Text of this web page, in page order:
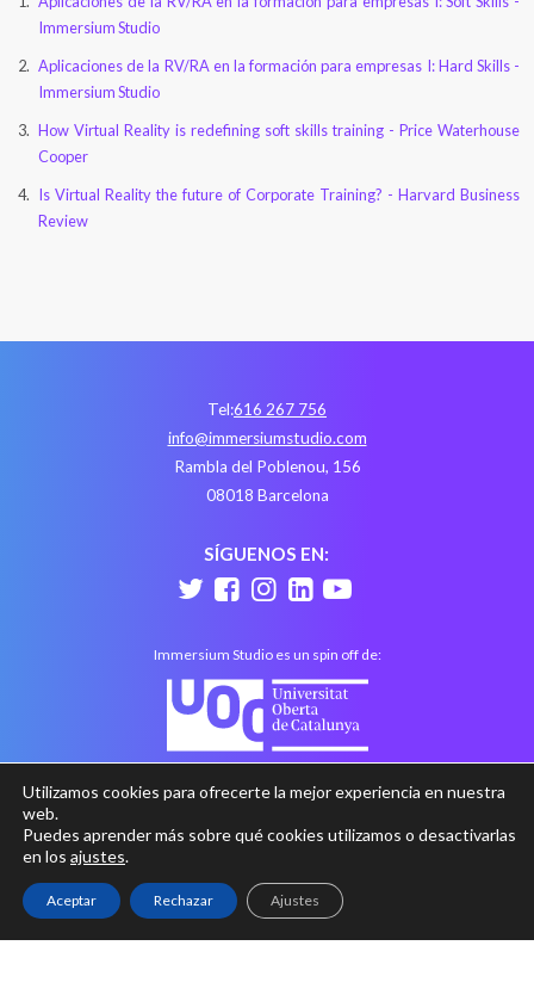
Immersium Studio
Aplicaciones de la RV/RA en la formación para empresas I: Hard Skills -
Immersium Studio
How Virtual Reality is redefining soft skills training - Price Waterhouse
Cooper
Is Virtual Reality the future of Corporate Training? - Harvard Business
Review
Tel:616 267 756
info@immersiumstudio.com
Rambla del Poblenou, 156
08018 Barcelona
SÍGUENOS EN:
Immersium Studio es un spin off de:
Aviso legal Política de privacidad Política de cookies
Utilizamos cookies para ofrecerte la mejor experiencia en nuestra
web.
Puedes aprender más sobre qué cookies utilizamos o desactivarlas
en los ajustes.
Aceptar Rechazar Ajustes